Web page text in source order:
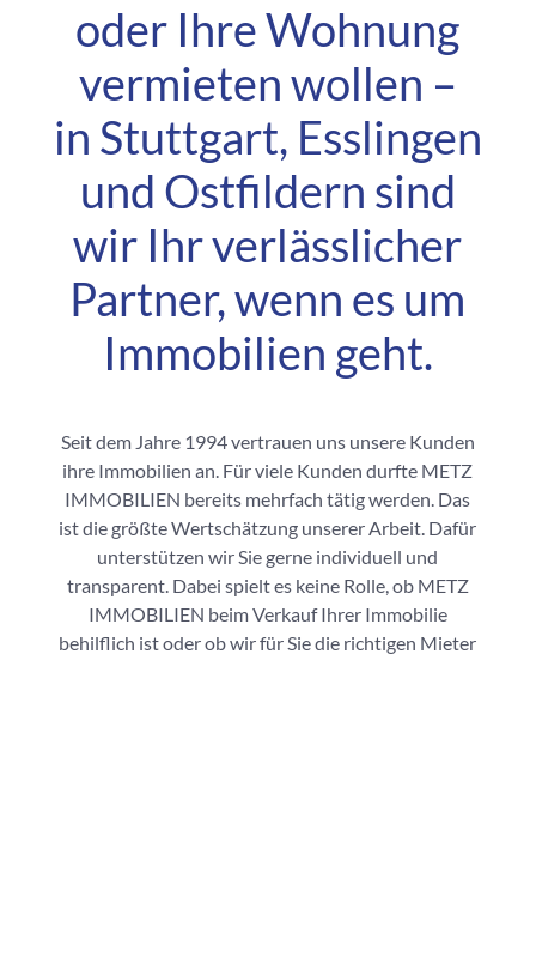
oder Ihre Wohnung
vermieten wollen –
in Stuttgart, Esslingen
und Ostfildern sind
wir Ihr verlässlicher
Partner, wenn es um
Immobilien geht.
Seit dem Jahre 1994 vertrauen uns unsere Kunden
ihre Immobilien an. Für viele Kunden durfte METZ
IMMOBILIEN bereits mehrfach tätig werden. Das
ist die größte Wertschätzung unserer Arbeit. Dafür
unterstützen wir Sie gerne individuell und
transparent. Dabei spielt es keine Rolle, ob METZ
IMMOBILIEN beim Verkauf Ihrer Immobilie
behilflich ist oder ob wir für Sie die richtigen Mieter